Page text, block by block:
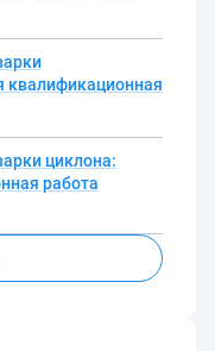
квалификационная
циклона:
работа